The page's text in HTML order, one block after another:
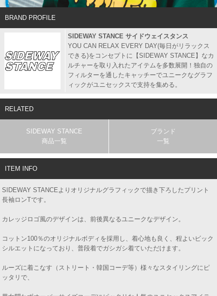
BRAND PROFILE
SIDEWAY STANCE サイドウェイスタンス
YOU CAN RELAX EVERY DAY(毎日がリラックス
できる)をコンセプトに【SIDEWAY STANCE】なカ
ルチャーを取り入れたアイテムを多数展開！独自の
フィルターを通したキャッチーでユニークなグラフ
ィックがユニセックスで支持を集める。
RELATED
SIDEWAY STANCE
商品一覧
ブランド
一覧
ITEM INFO
SIDEWAY STANCEよりオリジナルグラフィックで描き下ろしたプリント
長袖ロンTです。
カレッジロゴ風のデザインは、前後異なるユニークなデザイン。
コットン100％のオリジナルボディを採用し、着心地も良く、程よいビック
シルエットになっており、普段着でガシガシ着ていただけます。
ルーズに着こなす（ストリート・韓国コーデ等）様々なスタイリングにピ
ッタリで、